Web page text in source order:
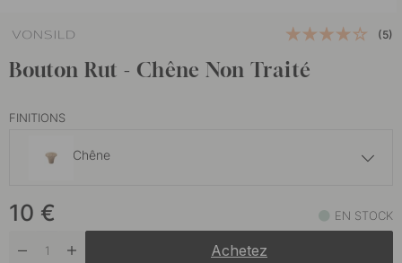
(5)
Bouton Rut - Chêne Non Traité
FINITIONS
Chêne
En stock
10 € EN STOCK
Achetez